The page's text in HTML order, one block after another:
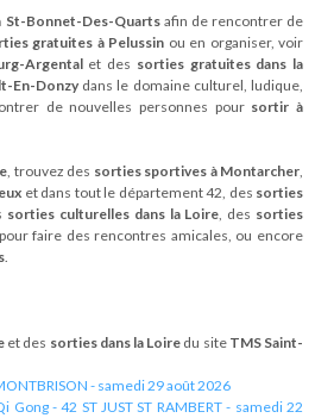
St-Bonnet-Des-Quartsafin de rencontrer de
gratuites à Pelussin ou en organiser, voir
Argentalet des sorties gratuites dans la
En-Donzy dans le domaine culturel, ludique,
de nouvelles personnes pour sortir à
, trouvez des sorties sportives à Montarcher,
et dans tout le département 42, des sorties
sorties culturelles dans la Loire, des sorties
pour faire des rencontres amicales, ou encore
.
et des sorties dans la Loire du site TMS Saint-
- samedi 29 août 2026
Gong - 42 ST JUST ST RAMBERT - samedi 22